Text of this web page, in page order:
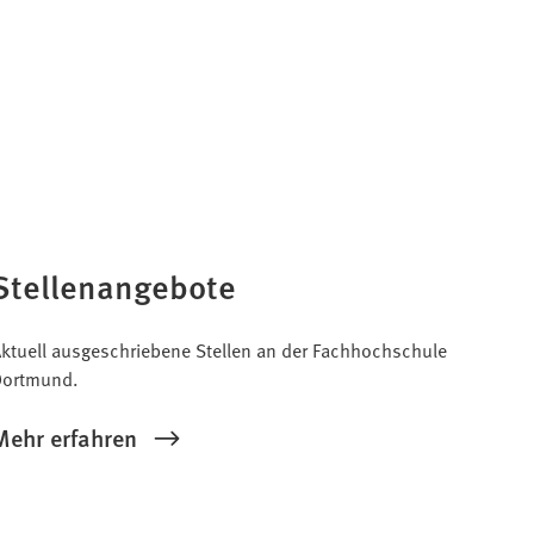
ausgeschriebene Stellen an der Fachhochschule
erfahren